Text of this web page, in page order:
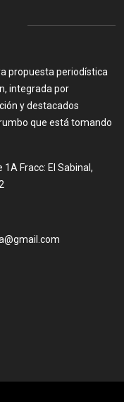
propuesta periodística
integrada por
y destacados
que está tomando
Fracc: El Sabinal,